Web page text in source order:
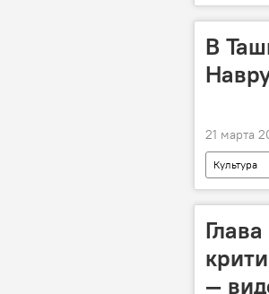
высшее
В
21 марта
Культура
—